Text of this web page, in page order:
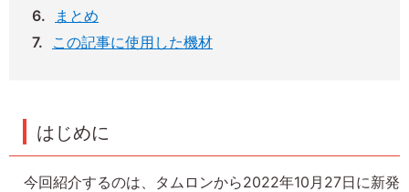
まとめ
この記事に使用した機材
はじめに
今回紹介するのは、タムロンから2022年10月27日に新発